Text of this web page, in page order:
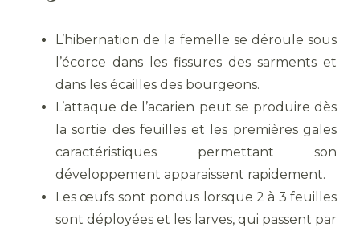
L’hibernation de la femelle se déroule sous
l’écorce dans les fissures des sarments et
dans les écailles des bourgeons.
L’attaque de l’acarien peut se produire dès
la sortie des feuilles et les premières gales
caractéristiques permettant son
développement apparaissent rapidement.
Les œufs sont pondus lorsque 2 à 3 feuilles
sont déployées et les larves, qui passent par